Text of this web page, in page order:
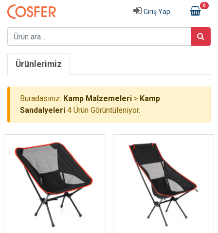
Giriş Yap
0
Ürünlerimiz
Buradasınız: Kamp Malzemeleri > Kamp
Sandalyeleri 4 Ürün Görüntüleniyor.